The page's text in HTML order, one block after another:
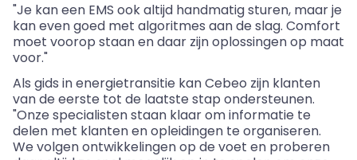
"Je kan een EMS ook altijd handmatig sturen, maar je
kan even goed met algoritmes aan de slag. Comfort
moet voorop staan en daar zijn oplossingen op maat
voor."
Als gids in energietransitie kan Cebeo zijn klanten
van de eerste tot de laatste stap ondersteunen.
"Onze specialisten staan klaar om informatie te
delen met klanten en opleidingen te organiseren.
We volgen ontwikkelingen op de voet en proberen